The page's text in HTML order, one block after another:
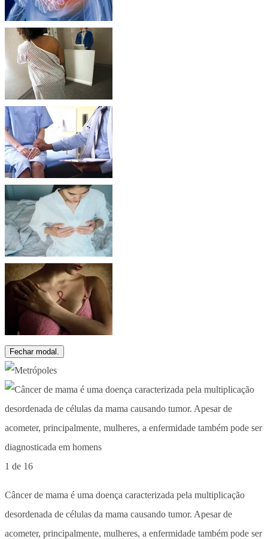
Fechar modal.
1 de 16
Câncer de mama é uma doença caracterizada pela multiplicação
desordenada de células da mama causando tumor. Apesar de
acometer, principalmente, mulheres, a enfermidade também pode ser